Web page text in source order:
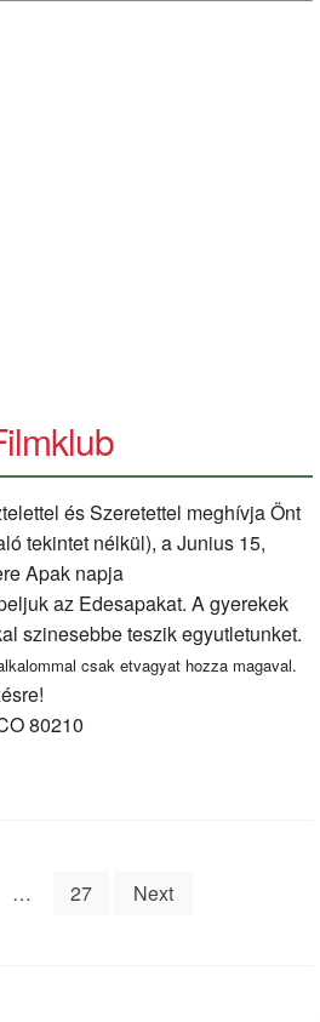
és Szeretettel meghívja Önt
tekintet nélkül), a Junius 15,
Apak napja
az Edesapakat. A gyerekek
szinesebbe teszik egyutletunket.
csak etvagyat hozza magaval.
80210
… 27 Next